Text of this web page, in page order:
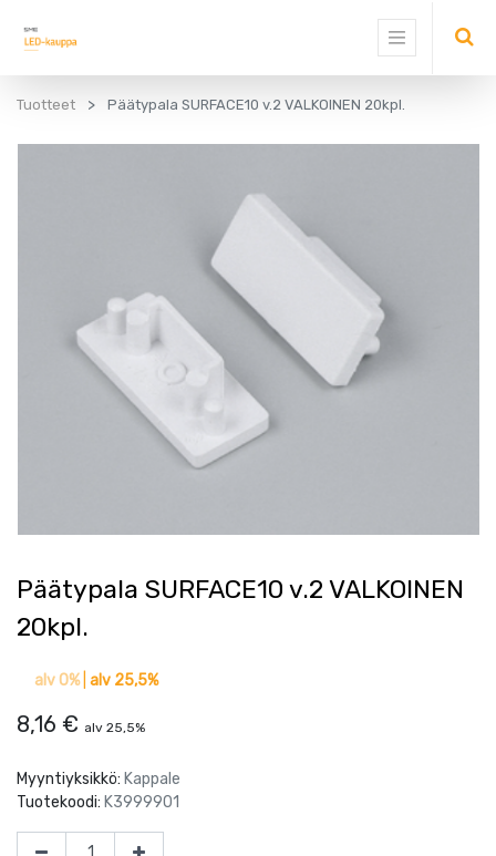
Tuotteet Päätypala SURFACE10 v.2 VALKOINEN 20kpl.
Päätypala SURFACE10 v.2 VALKOINEN
20kpl.
alv 0%| alv 25,5%
8,16 € alv 25,5%
Myyntiyksikkö: Kappale
Tuotekoodi: K3999901